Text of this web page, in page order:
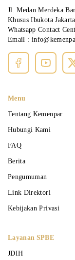
Jl. Medan Merdeka
Khusus Ibukota
Whatsapp Contact
Email :
Menu
Tentang Kemenpar
Hubungi Kami
FAQ
Berita
Pengumuman
Link Direktori
Kebijakan Privasi
Layanan SPBE
JDIH